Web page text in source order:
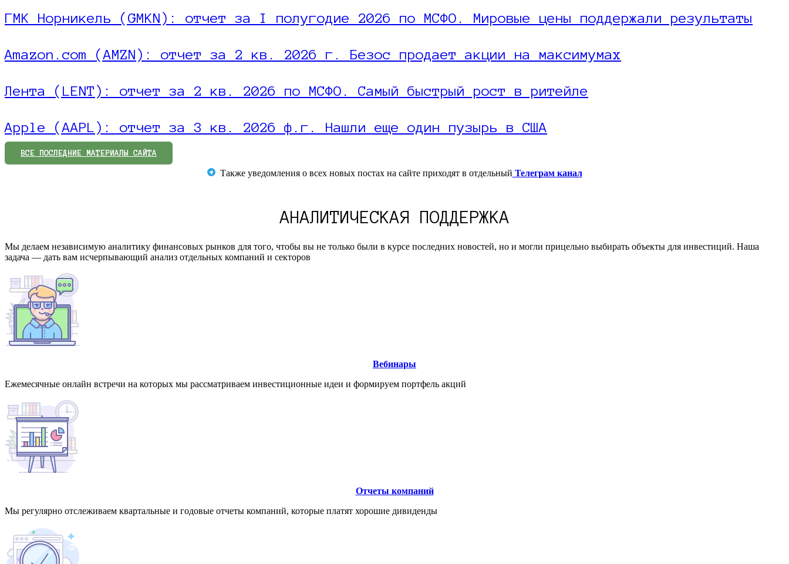
ГМК Норникель (GMKN): отчет за I полугодие 2026 по МСФО. Мировые цены поддержали результаты
Amazon.com (AMZN): отчет за 2 кв. 2026 г. Безос продает акции на максимумах
Лента (LENT): отчет за 2 кв. 2026 по МСФО. Самый быстрый рост в ритейле
Apple (AAPL): отчет за 3 кв. 2026 ф.г. Нашли еще один пузырь в США
ВСЕ ПОСЛЕДНИЕ МАТЕРИАЛЫ САЙТА
Также уведомления о всех новых постах на сайте приходят в отдельный Телеграм канал
АНАЛИТИЧЕСКАЯ ПОДДЕРЖКА
Мы делаем независимую аналитику финансовых рынков для того, чтобы вы не только были в курсе последних новостей, но и могли прицельно выбирать объекты для инвестиций. Наша
задача — дать вам исчерпывающий анализ отдельных компаний и секторов
Вебинары
Ежемесячные онлайн встречи на которых мы рассматриваем инвестиционные идеи и формируем портфель акций
Отчеты компаний
Мы регулярно отслеживаем квартальные и годовые отчеты компаний, которые платят хорошие дивиденды